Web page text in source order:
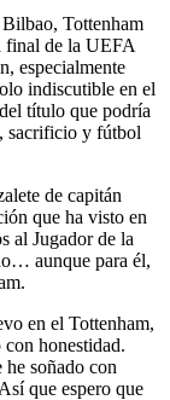
Tottenham
final de la UEFA
especialmente
indiscutible en el
título que podría
sacrificio y fútbol
de capitán
que ha visto en
al Jugador de la
aunque para él,
en el Tottenham,
con honestidad.
soñado con
que espero que